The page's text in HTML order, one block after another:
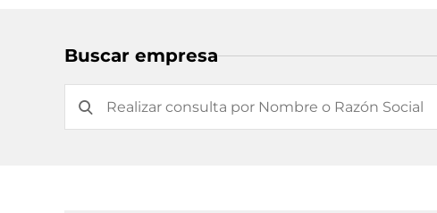
Buscar empresa